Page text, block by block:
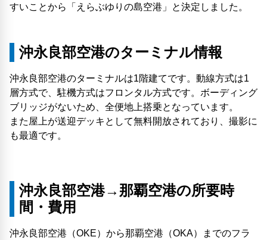
すいことから「えらぶゆりの島空港」と決定しました。
沖永良部空港のターミナル情報
沖永良部空港のターミナルは1階建てです。動線方式は1
層方式で、駐機方式はフロンタル方式です。ボーディング
ブリッジがないため、全便地上搭乗となっています。
また屋上が送迎デッキとして無料開放されており、撮影に
も最適です。
沖永良部空港→那覇空港の所要時
間・費用
沖永良部空港（OKE）から那覇空港（OKA）までのフラ